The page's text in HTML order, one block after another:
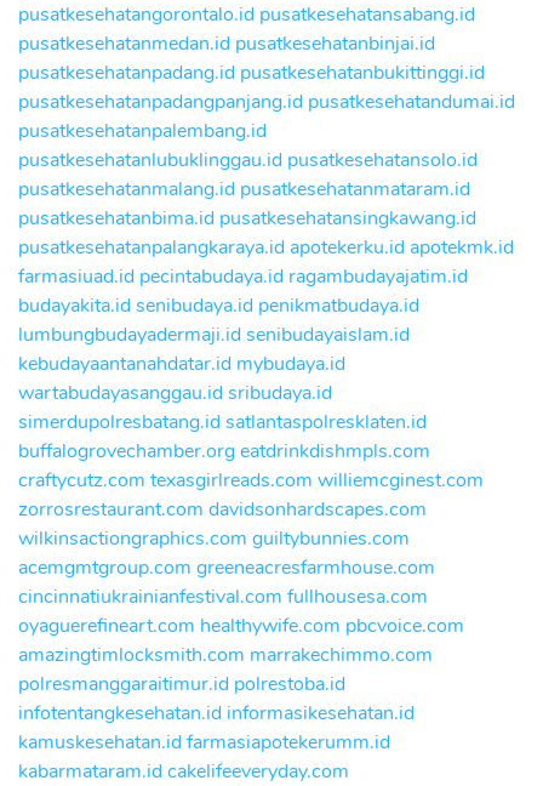
pusatkesehatangorontalo.id pusatkesehatansabang.id
pusatkesehatanmedan.id pusatkesehatanbinjai.id
pusatkesehatanpadang.id pusatkesehatanbukittinggi.id
pusatkesehatanpadangpanjang.id pusatkesehatandumai.id
pusatkesehatanpalembang.id
pusatkesehatanlubuklinggau.id pusatkesehatansolo.id
pusatkesehatanmalang.id pusatkesehatanmataram.id
pusatkesehatanbima.id pusatkesehatansingkawang.id
pusatkesehatanpalangkaraya.id apotekerku.id apotekmk.id
farmasiuad.id pecintabudaya.id ragambudayajatim.id
budayakita.idsenibudaya.id penikmatbudaya.id
lumbungbudayadermaji.idsenibudayaislam.id
kebudayaantanahdatar.id mybudaya.id
wartabudayasanggau.idsribudaya.id
simerdupolresbatang.idsatlantaspolresklaten.id
buffalogrovechamber.orgeatdrinkdishmpls.com
craftycutz.com texasgirlreads.com williemcginest.com
zorrosrestaurant.com davidsonhardscapes.com
wilkinsactiongraphics.com guiltybunnies.com
acemgmtgroup.com greeneacresfarmhouse.com
cincinnatiukrainianfestival.com fullhousesa.com
oyaguerefineart.com healthywife.com pbcvoice.com
amazingtimlocksmith.com marrakechimmo.com
polresmanggaraitimur.id polrestoba.id
infotentangkesehatan.id informasikesehatan.id
kamuskesehatan.idfarmasiapotekerumm.id
kabarmataram.idcakelifeeveryday.com